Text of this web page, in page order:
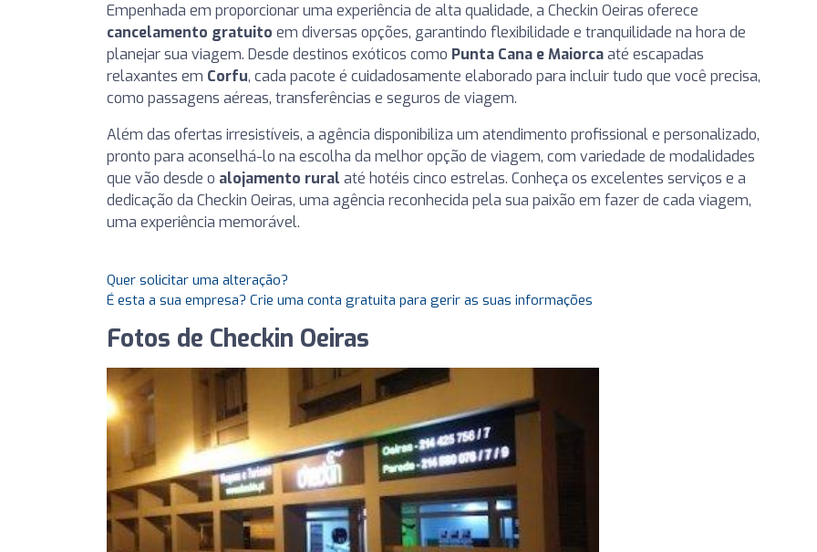
Empenhada em proporcionar uma experiência de alta qualidade, a Checkin Oeiras oferece
cancelamento gratuito em diversas opções, garantindo flexibilidade e tranquilidade na hora de
planejar sua viagem. Desde destinos exóticos como Punta Cana e Maiorcaaté escapadas
relaxantes em Corfu, cada pacote é cuidadosamente elaborado para incluir tudo que você precisa,
como passagens aéreas, transferências e seguros de viagem.
Além das ofertas irresistíveis, a agência disponibiliza um atendimento profissional e personalizado,
pronto para aconselhá-lo na escolha da melhor opção de viagem, com variedade de modalidades
que vão desde o alojamento rural até hotéis cinco estrelas. Conheça os excelentes serviços e a
dedicação da Checkin Oeiras, uma agência reconhecida pela sua paixão em fazer de cada viagem,
uma experiência memorável.
Quer solicitar uma alteração?
É esta a sua empresa? Crie uma conta gratuita para gerir as suas informações
Fotos de Checkin Oeiras